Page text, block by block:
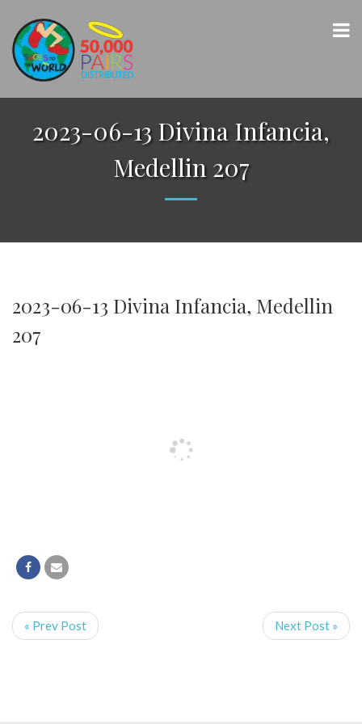
2023-06-13 Divina Infancia,
Medellin 207
2023-06-13 Divina Infancia, Medellin
207
« Prev Post Next Post »